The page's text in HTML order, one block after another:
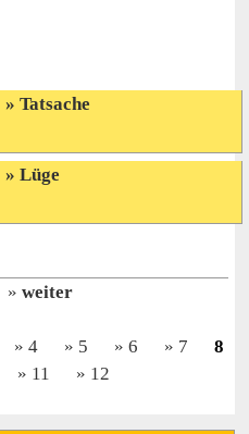
Tatsache
Lüge
weiter
4 5 6 7
8
11 12